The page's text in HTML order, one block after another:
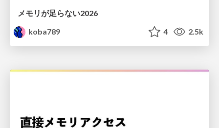
メモリが足らない2026
koba789
4 2.5k